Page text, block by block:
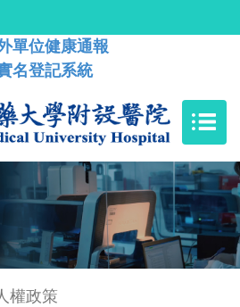
單位健康通報
名登記系統
權政策